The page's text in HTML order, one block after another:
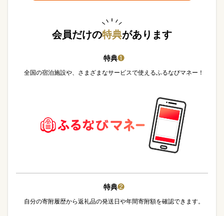
会員だけの特典があります
特典❶
全国の宿泊施設や、さまざまなサービスで使えるふるなびマネー！
特典❷
自分の寄附履歴から返礼品の発送日や年間寄附額を確認できます。